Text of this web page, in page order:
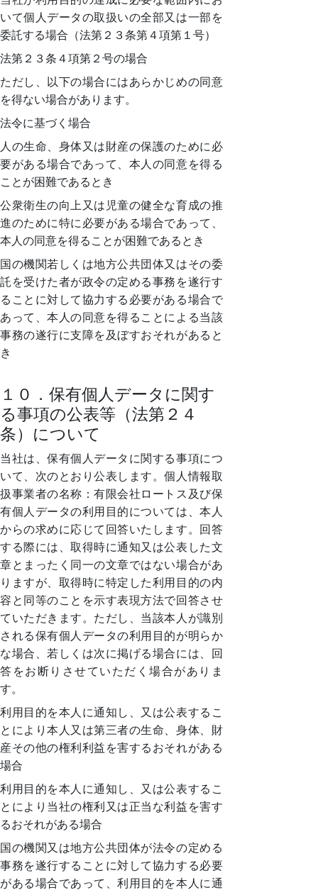
いて個人データの取扱いの全部又は一部を
委託する場合（法第２３条第４項第１号）
法第２３条４項第２号の場合
ただし、以下の場合にはあらかじめの同意
を得ない場合があります。
法令に基づく場合
人の生命、身体又は財産の保護のために必
要がある場合であって、本人の同意を得る
ことが困難であるとき
公衆衛生の向上又は児童の健全な育成の推
進のために特に必要がある場合であって、
本人の同意を得ることが困難であるとき
国の機関若しくは地方公共団体又はその委
託を受けた者が政令の定める事務を遂行す
ることに対して協力する必要がある場合で
あって、本人の同意を得ることによる当該
事務の遂行に支障を及ぼすおそれがあると
き
１０．保有個人データに関す
る事項の公表等（法第２４
条）について
当社は、保有個人データに関する事項につ
いて、次のとおり公表します。個人情報取
扱事業者の名称：有限会社ロートス及び保
有個人データの利用目的については、本人
からの求めに応じて回答いたします。回答
する際には、取得時に通知又は公表した文
章とまったく同一の文章ではない場合があ
りますが、取得時に特定した利用目的の内
容と同等のことを示す表現方法で回答させ
ていただきます。ただし、当該本人が識別
される保有個人データの利用目的が明らか
な場合、若しくは次に掲げる場合には、回
答をお断りさせていただく場合がありま
す。
利用目的を本人に通知し、又は公表するこ
とにより本人又は第三者の生命、身体、財
産その他の権利利益を害するおそれがある
場合
利用目的を本人に通知し、又は公表するこ
とにより当社の権利又は正当な利益を害す
るおそれがある場合
国の機関又は地方公共団体が法令の定める
事務を遂行することに対して協力する必要
がある場合であって、利用目的を本人に通